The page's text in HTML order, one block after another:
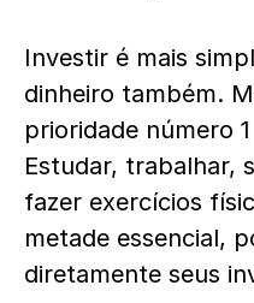
Investir é mais
dinheiro também.
prioridade número
Estudar, trabalhar,
fazer exercícios
metade essencial,
diretamente seus